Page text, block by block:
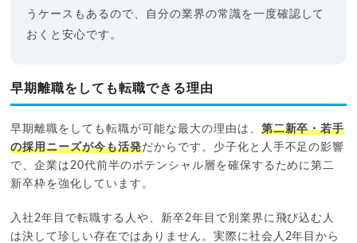
うケースもあるので、自分の業界の常識を一度確認して
おくと安心です。
早期離職をしても転職できる理由
早期離職をしても転職が可能な最大の理由は、 第二新卒・若手
の採用ニーズが今も活発だからです。少子化と人手不足の影響
で、企業は20代前半のポテンシャル層を確保するために第二
新卒枠を強化しています。
入社2年目で転職する人や、新卒2年目で別業界に飛び込む人
は決して珍しい存在ではありません。実際に社会人2年目から